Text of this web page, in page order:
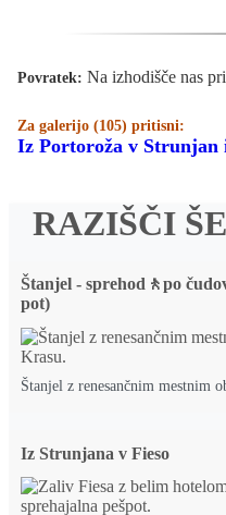
Povratek: Na izhodišče nas
Za galerijo (105) pritisni:
Iz Portoroža v Strunjan
RAZIŠČI
Štanjel - sprehod🚶po
pot)
Štanjel z renesančnim mestnim
Iz Strunjana v Fieso